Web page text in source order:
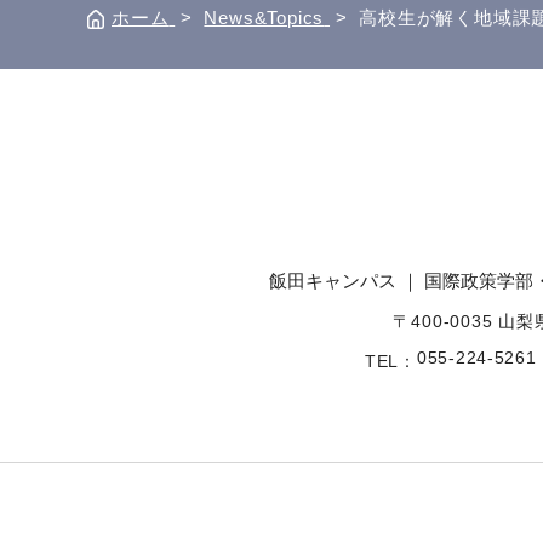
ホーム > News&Topics >高校生が解く地域課
飯田キャンパス ｜ 国際政策学部
〒400-0035 山梨
TEL：055-224-5261